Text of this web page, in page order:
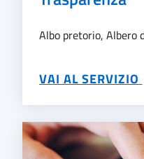
Albo pretorio, Albero
VAI AL SERVIZIO